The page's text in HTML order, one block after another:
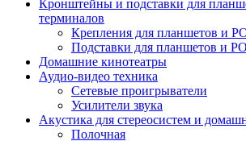
Кронштейны и подставки для
терминалов
Крепления для планшетов и
Подставки для планшетов и
Домашние кинотеатры
Аудио-видео техника
Сетевые проигрыватели
Усилители звука
Акустика для стереосистем и
Полочная